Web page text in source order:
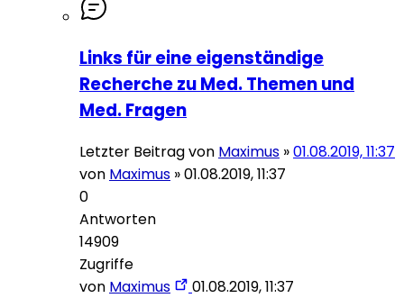
Links für eine eigenständige
Recherche zu Med. Themen und
Med. Fragen
Letzter Beitrag von Maximus »01.08.2019, 11:37
von Maximus »01.08.2019, 11:37
0
Antworten
14909
Zugriffe
von Maximus 01.08.2019, 11:37